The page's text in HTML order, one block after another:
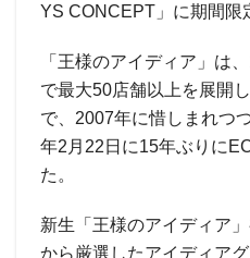
YS CONCEPT」に期間限
「王様のアイディア」は
で最大50店舗以上を展開
で、2007年に惜しまれつ
年2月22日に15年ぶりに
た。
新生「王様のアイディア
から厳選したアイディア